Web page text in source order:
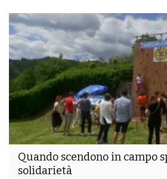
Quando scendono in campo
solidarietà